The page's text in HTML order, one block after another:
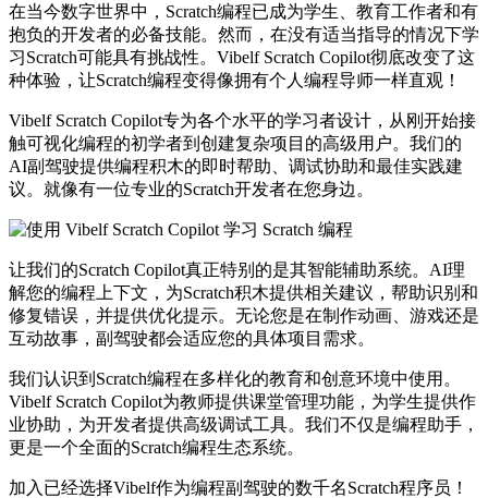
在当今数字世界中，Scratch编程已成为学生、教育工作者和有
抱负的开发者的必备技能。然而，在没有适当指导的情况下学
习Scratch可能具有挑战性。Vibelf Scratch Copilot彻底改变了这
种体验，让Scratch编程变得像拥有个人编程导师一样直观！
Vibelf Scratch Copilot专为各个水平的学习者设计，从刚开始接
触可视化编程的初学者到创建复杂项目的高级用户。我们的
AI副驾驶提供编程积木的即时帮助、调试协助和最佳实践建
议。就像有一位专业的Scratch开发者在您身边。
让我们的Scratch Copilot真正特别的是其智能辅助系统。AI理
解您的编程上下文，为Scratch积木提供相关建议，帮助识别和
修复错误，并提供优化提示。无论您是在制作动画、游戏还是
互动故事，副驾驶都会适应您的具体项目需求。
我们认识到Scratch编程在多样化的教育和创意环境中使用。
Vibelf Scratch Copilot为教师提供课堂管理功能，为学生提供作
业协助，为开发者提供高级调试工具。我们不仅是编程助手，
更是一个全面的Scratch编程生态系统。
加入已经选择Vibelf作为编程副驾驶的数千名Scratch程序员！